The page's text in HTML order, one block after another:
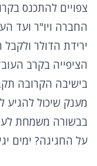
צפויים להתכנס
החברה ויו"ר ועד
ירידת הדולר ולקבל
הציפייה בקרב
בישיבה הקרובה
מענק שיכול להגיע
בבשורה משמחת
על החגיגה? ימים